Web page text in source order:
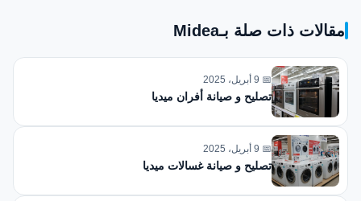
مقالات ذات صلة بـMidea
📅 9 أبريل، 2025
تصليح و صيانة أفران ميديا
📅 9 أبريل، 2025
تصليح و صيانة غسالات ميديا